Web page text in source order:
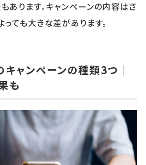
あります。キャンペーンの内容はさ
っても大きな差があります。
ャンペーンの種類3つ｜
も